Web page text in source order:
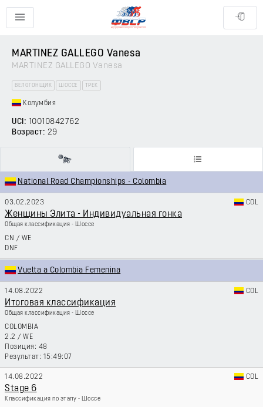
MARTINEZ GALLEGO Vanesa
MARTINEZ GALLEGO Vanesa
ВЕЛОГОНЩИК ШОССЕ ТРЕК
Колумбия
UCI: 10010842762
Возраст: 29
National Road Championships - Colombia
03.02.2023 COL
Женщины Элита - Индивидуальная гонка
Общая классификация - Шоссе
CN / WE
DNF
Vuelta a Colombia Femenina
14.08.2022 COL
Итоговая классификация
Общая классификация - Шоссе
COLOMBIA
2.2 / WE
48
15:49:07
14.08.2022 COL
Stage 6
Классификация по этапу - Шоссе